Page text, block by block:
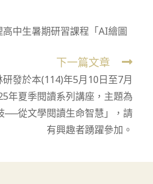
中生暑期研習課程「AI繪圖
下一篇文章
發於本(114)年5月10日至7月
年夏季閱讀系列講座，主題為
──從文學閱讀生命智慧」，請
有興趣者踴躍參加。